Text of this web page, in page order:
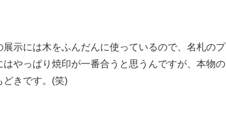
示には木をふんだんに使っているので、名札のプ
やっぱり焼印が一番合うと思うんですが、本物の
どきです。(笑)